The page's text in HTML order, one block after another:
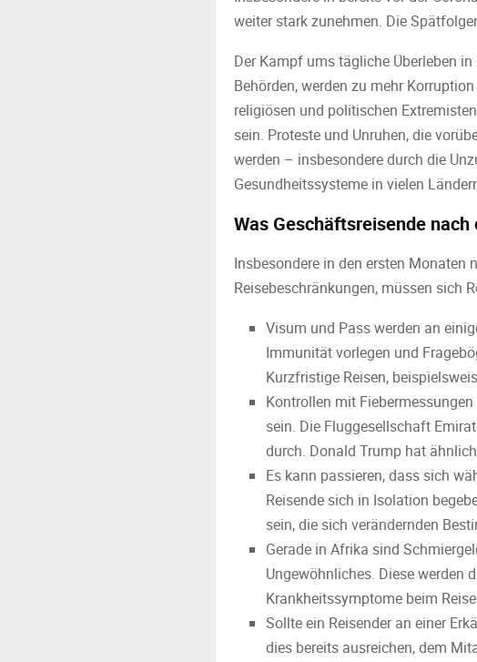
weiter stark zunehmen. Die
Der Kampf ums tägliche Überleben
Behörden, werden zu mehr
religiösen und politischen
sein. Proteste und Unruhen, die
werden – insbesondere durch die
Gesundheitssysteme in vielen
Was Geschäftsreisende
Insbesondere in den ersten Monaten
Reisebeschränkungen, müssen sich
Visum und Pass werden an
Immunität vorlegen und
Kurzfristige Reisen,
Kontrollen mit
sein. Die Fluggesellschaft
durch. Donald Trump hat
Es kann passieren, dass sich
Reisende sich in Isolation
sein, die sich verändernden
Gerade in Afrika sind
Ungewöhnliches. Diese werden
Krankheitssymptome beim
Sollte ein Reisender an einer
dies bereits ausreichen, dem